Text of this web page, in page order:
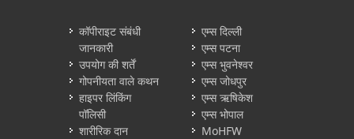
कॉपीराइट संबंधी
जानकारी
उपयोग की शर्तें
गोपनीयता वाले कथन
हाइपर लिंकिंग
पॉलिसी
शारीरिक दान
एम्स दिल्ली
एम्स पटना
एम्स भुवनेश्वर
एम्स जोधपुर
एम्स ऋषिकेश
एम्स भोपाल
MoHFW